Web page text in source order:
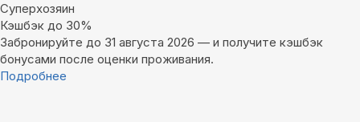
Суперхозяин
Кэшбэк до 30%
Забронируйте до 31 августа 2026 — и получите кэшбэк
бонусами после оценки проживания.
Подробнее